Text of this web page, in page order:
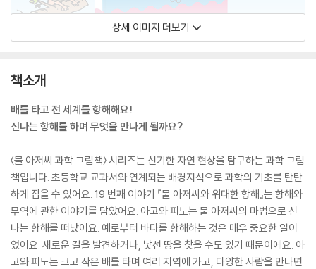
상세 이미지 더보기
책소개
배를 타고 전 세계를 항해해요!
신나는 항해를 하며 무엇을 만나게 될까요?
〈물 아저씨 과학 그림책〉 시리즈는 신기한 자연 현상을 탐구하는 과학 그림
책입니다. 초등학교 교과서와 연계되는 배경지식으로 과학의 기초를 탄탄
하게 잡을 수 있어요. 19 번째 이야기 『물 아저씨와 위대한 항해』는 항해와
무역에 관한 이야기를 담았어요. 아고와 피노는 물 아저씨의 마법으로 신
나는 항해를 떠났어요. 예로부터 바다를 항해하는 것은 매우 중요한 일이
었어요. 새로운 길을 발견하거나, 낯선 땅을 찾을 수도 있기 때문이에요. 아
고와 피노는 크고 작은 배를 타며 여러 지역에 가고, 다양한 사람을 만나면